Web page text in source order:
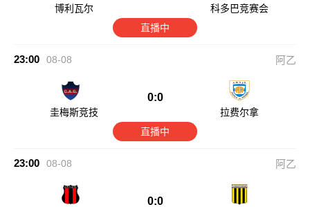
博利瓦尔
科多巴竞赛会
直播中
23:00 08-08 阿乙
圭梅斯竞技
0:0
拉费尔拿
直播中
23:00 08-08 阿乙
0:0